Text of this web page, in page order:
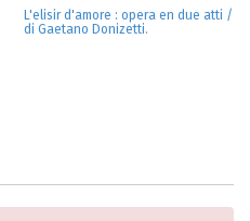
L'elisir d'amore : opera en due atti /
di Gaetano Donizetti.